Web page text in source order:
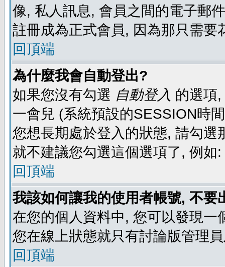
像, 私人訊息, 會員之間的電子郵
註冊成為正式會員, 因為那只需要
回頂端
為什麼我會自動登出?
如果您沒有勾選 自動登入 的選項
一會兒 (系統預設的SESSION時
您想長期處於登入的狀態, 請勾
就不建議您勾選這個選項了, 例
回頂端
我該如何讓我的使用者帳號, 不
在您的個人資料中, 您可以發現一
您在線上狀態就只有討論版管理
回頂端